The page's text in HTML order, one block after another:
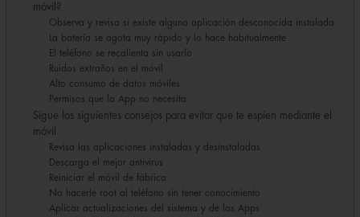
móvil?
Observa y revisa si existe alguna aplicación desconocida instalada
La batería se agota muy rápido y lo hace habitualmente
El teléfono se recalienta sin usarlo
Ruidos extraños en el móvil
Alto consumo de datos móviles
Permisos que la App no necesita
Sigue los siguientes consejos para evitar que te espíen mediante el
móvil
Revisa las aplicaciones instaladas y desinstaladas
Descarga el mejor antivirus
Reiniciar el móvil de fábrica
No hacerle root al teléfono sin tener conocimiento
Aplicar actualizaciones del sistema y de las Apps